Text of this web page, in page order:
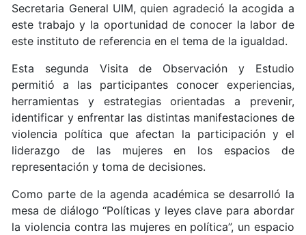
Secretaria General UIM, quien agradeció la acogida a
este trabajo y la oportunidad de conocer la labor de
este instituto de referencia en el tema de la igualdad.
Esta segunda Visita de Observación y Estudio
permitió a las participantes conocer experiencias,
herramientas y estrategias orientadas a prevenir,
identificar y enfrentar las distintas manifestaciones de
violencia política que afectan la participación y el
liderazgo de las mujeres en los espacios de
representación y toma de decisiones.
Como parte de la agenda académica se desarrolló la
mesa de diálogo “Políticas y leyes clave para abordar
la violencia contra las mujeres en política”, un espacio